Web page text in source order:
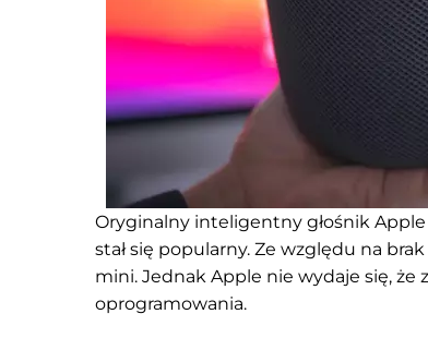
Oryginalny inteligentny głośnik Apple
stał się popularny. Ze względu na
mini. Jednak Apple nie wydaje się, że
oprogramowania.